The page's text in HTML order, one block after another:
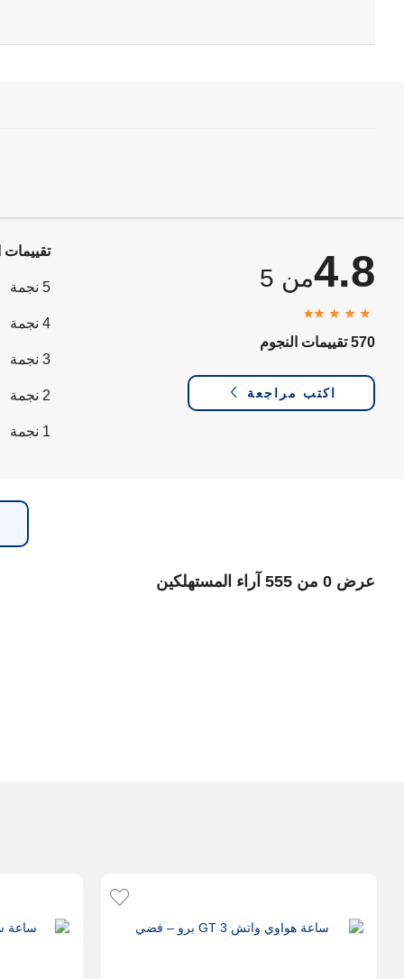
4.8من 5
570 تقييمات النجوم
اكتب مراجعة
تقييمات
5 نجمة
4 نجمة
3 نجمة
2 نجمة
1 نجمة
عرض 0 من 555 آراء المستهلكين